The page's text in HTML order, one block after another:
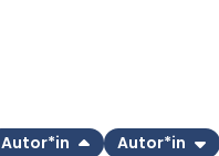
Autor*in Autor*in